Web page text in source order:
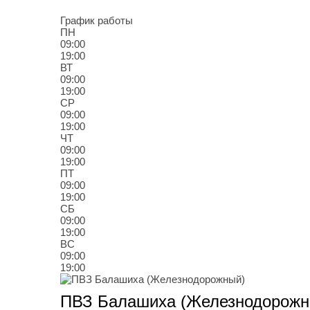
График работы
ПН
09:00
19:00
ВТ
09:00
19:00
СР
09:00
19:00
ЧТ
09:00
19:00
ПТ
09:00
19:00
СБ
09:00
19:00
ВС
09:00
19:00
ПВЗ Балашиха